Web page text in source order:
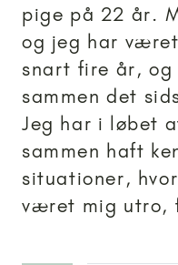
pige på 22 år.
og jeg har
snart fire år, og
sammen det
Jeg har i løbet
sammen haft
situationer,
været mig utro,